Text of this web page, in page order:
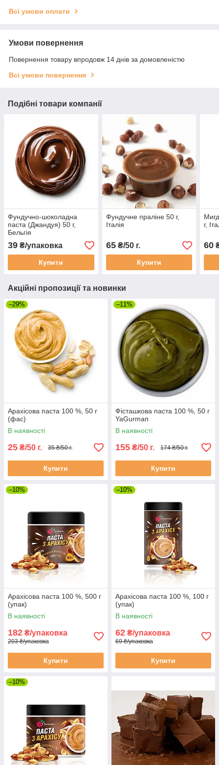
Всі умови оплати
Умови повернення
Повернення товару впродовж 14 днів за домовленістю
Всі умови повернення
Подібні товари компанії
Фундучно-шоколадна
паста (Джандуя) 50 г,
Бельгія
39 ₴/упаковка
Купити
Фундучне праліне 50 г,
Італія
65₴/50 г.
Купити
г,
60
Акційні пропозиції та новинки
–29%
Арахісова паста 100 %, 50 г
(фас)
В наявності
25 ₴/50 г. 35 ₴/50 г.
Купити
–11%
Фісташкова паста 100 %, 50 г
YaGurman
В наявності
155 ₴/50 г. 174 ₴/50 г.
Купити
–10%
Арахісова паста 100 %, 500 г
(упак)
В наявності
182 ₴/упаковка
203 ₴/упаковка
Купити
–10%
Арахісова паста 100 %, 100 г
(упак)
В наявності
62 ₴/упаковка
69 ₴/упаковка
Купити
–10%